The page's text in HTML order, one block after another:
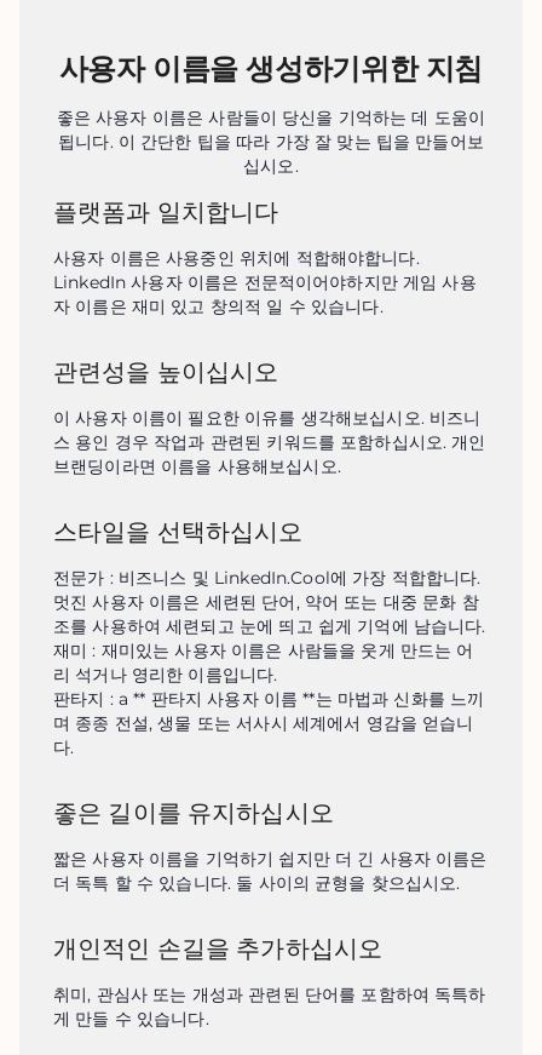
사용자 이름을 생성하기위한 지침
좋은 사용자 이름은 사람들이 당신을 기억하는 데 도움이
됩니다. 이 간단한 팁을 따라 가장 잘 맞는 팁을 만들어보
십시오.
플랫폼과 일치합니다
사용자 이름은 사용중인 위치에 적합해야합니다.
LinkedIn 사용자 이름은 전문적이어야하지만 게임 사용
자 이름은 재미 있고 창의적 일 수 있습니다.
관련성을 높이십시오
이 사용자 이름이 필요한 이유를 생각해보십시오. 비즈니
스 용인 경우 작업과 관련된 키워드를 포함하십시오. 개인
브랜딩이라면 이름을 사용해보십시오.
스타일을 선택하십시오
전문가 : 비즈니스 및 LinkedIn.Cool에 가장 적합합니다.
멋진 사용자 이름은 세련된 단어, 약어 또는 대중 문화 참
조를 사용하여 세련되고 눈에 띄고 쉽게 기억에 남습니다.
재미 : 재미있는 사용자 이름은 사람들을 웃게 만드는 어
리 석거나 영리한 이름입니다.
판타지 : a ** 판타지 사용자 이름 **는 마법과 신화를 느끼
며 종종 전설, 생물 또는 서사시 세계에서 영감을 얻습니
다.
좋은 길이를 유지하십시오
짧은 사용자 이름을 기억하기 쉽지만 더 긴 사용자 이름은
더 독특 할 수 있습니다. 둘 사이의 균형을 찾으십시오.
개인적인 손길을 추가하십시오
취미, 관심사 또는 개성과 관련된 단어를 포함하여 독특하
게 만들 수 있습니다.